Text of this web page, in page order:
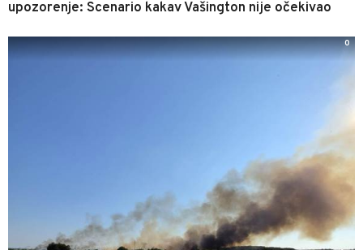
upozorenje: Scenario kakav Vašington nije očekivao
0